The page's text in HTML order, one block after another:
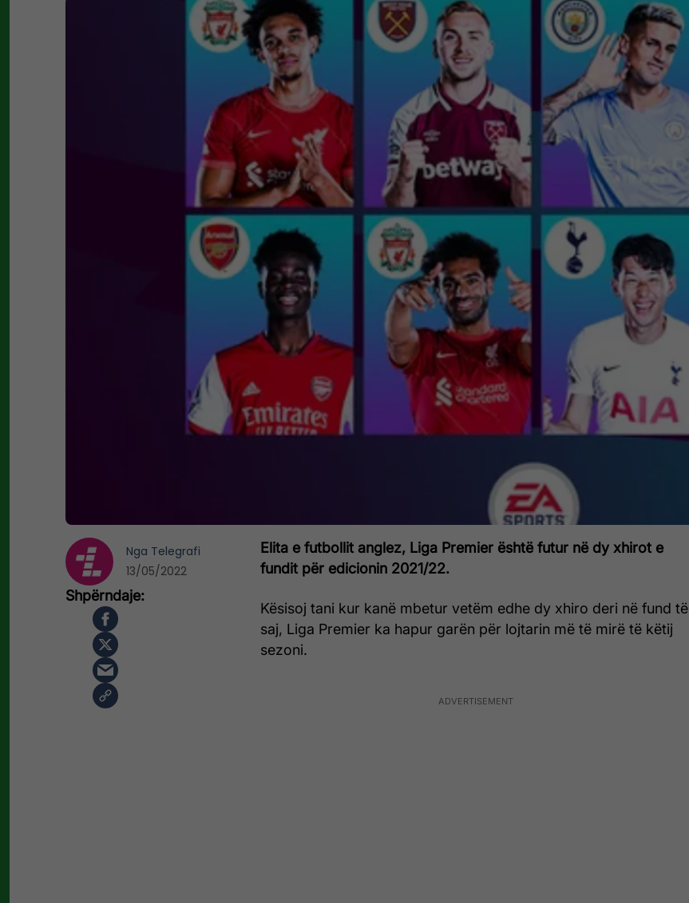
Elita e futbollit anglez, Liga Premier është futur në dy xhirot e
fundit për edicionin 2021/22.
Kësisoj tani kur kanë mbetur vetëm edhe dy xhiro deri në fund të
saj, Liga Premier ka hapur garën për lojtarin më të mirë të këtij
sezoni.
Nga Telegrafi
13/05/2022